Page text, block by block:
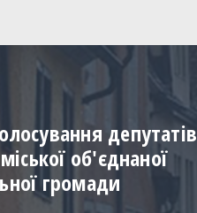
депутатів
міської об'єднаної
громади